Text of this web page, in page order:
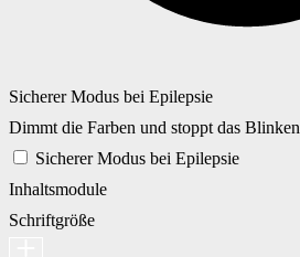
Sicherer Modus bei Epilepsie
Dimmt die Farben und stoppt das Blinken
Sicherer Modus bei Epilepsie
Inhaltsmodule
Schriftgröße